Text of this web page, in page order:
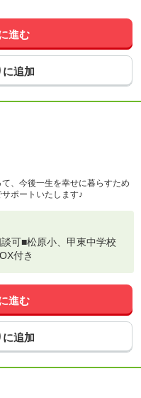
進む
、今後一生を幸せに暮らすため
ポートいたします♪
可■松原小、甲東中学校
付き
進む